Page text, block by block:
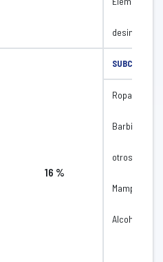
16 %
Ropa de
Barbijos -
otros
Mamparas
Alcohol